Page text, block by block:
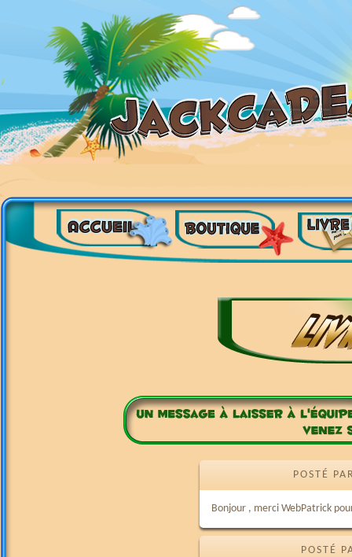
POSTÉ
Bonjour , merci WebPatrick
POSTÉ